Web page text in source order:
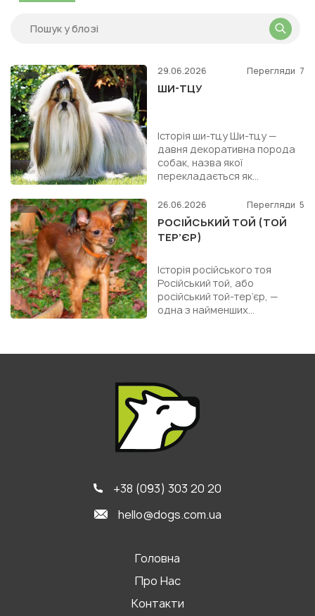
29.06.2026 Перегляди 7
ШИ-ТЦУ
Історія ши-тцу Ши-тцу —
давня декоративна порода
собак, назва якої
перекладається як
пов’язана не з агресивністю,
а з будд...
26.06.2026 Перегляди 5
РОСІЙСЬКИЙ ТОЙ (ТОЙ
ТЕР’ЄР)
Історія російського тоя
Російський той, або
російський той-тер’єр, —
одна з найменших
+38 (093) 303 20 20
hello@dogs.com.ua
Головна
Про Нас
Контакти